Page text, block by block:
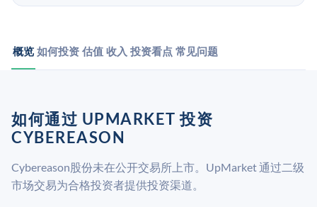
概览 如何投资 估值 收入 投资看点 常见问题
如何通过 UPMARKET 投资
CYBEREASON
Cybereason股份未在公开交易所上市。UpMarket 通过二级
市场交易为合格投资者提供投资渠道。